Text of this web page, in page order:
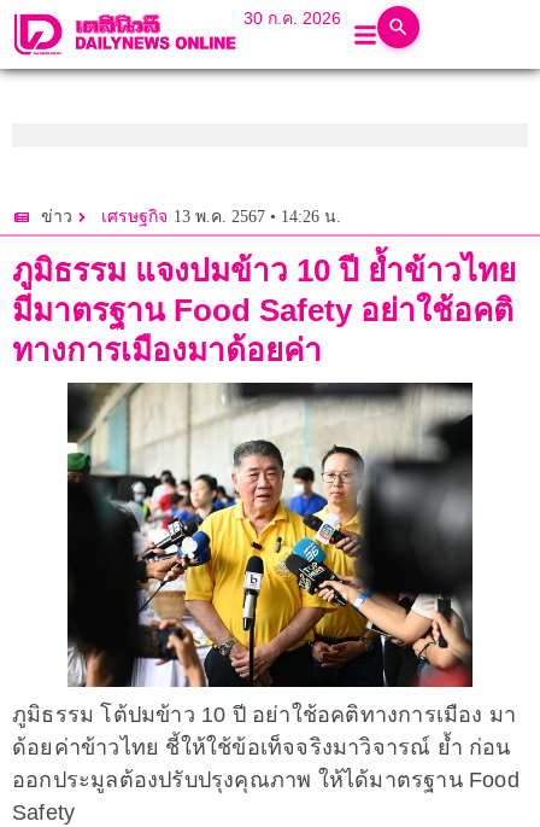
30 ก.ค. 2026
ข่าว เศรษฐกิจ 13 พ.ค. 2567 • 14:26 น.
ภูมิธรรม แจงปมข้าว 10 ปี ย้ำข้าวไทย
มีมาตรฐาน Food Safety อย่าใช้อคติ
ทางการเมืองมาด้อยค่า
ภูมิธรรม โต้ปมข้าว 10 ปี อย่าใช้อคติทางการเมือง มา
ด้อยค่าข้าวไทย ชี้ให้ใช้ข้อเท็จจริงมาวิจารณ์ ย้ำ ก่อน
ออกประมูลต้องปรับปรุงคุณภาพ ให้ได้มาตรฐาน Food
Safety